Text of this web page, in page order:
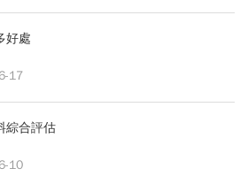
好處
17
綜合評估
10